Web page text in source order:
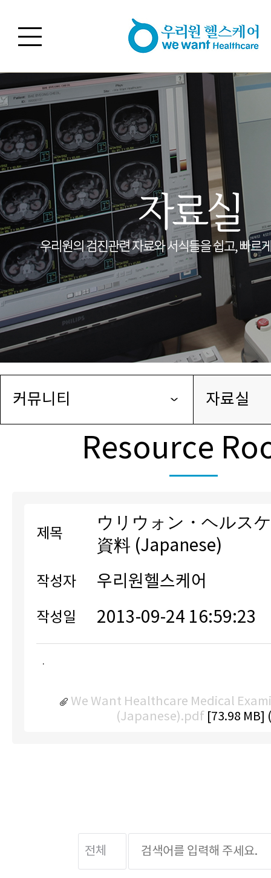
커뮤니티 자료실
Resource
제목
ウリウォン・ヘルス
資料 (Japanese)
작성자 우리원헬스케어
작성일 2013-09-24 16:59:23
.
We Want Healthcare Medical
(Japanese).pdf [73.98